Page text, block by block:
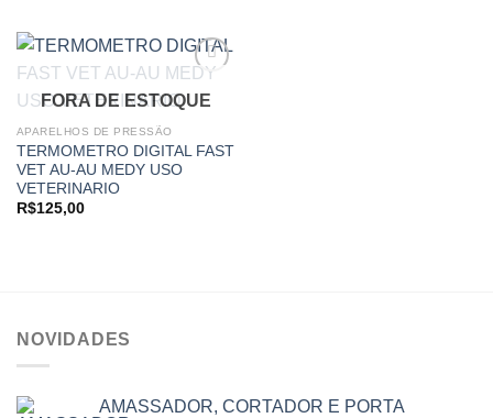
FORA DE ESTOQUE
APARELHOS DE PRESSÃO
TERMOMETRO DIGITAL FAST
VET AU-AU MEDY USO
VETERINARIO
R$125,00
NOVIDADES
AMASSADOR, CORTADOR E PORTA